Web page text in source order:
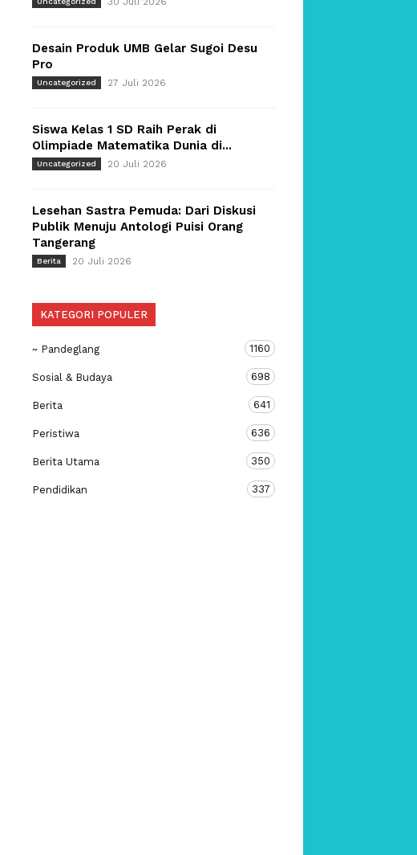
Desain Produk UMB Gelar Sugoi Desu
Pro
Uncategorized 27 Juli 2026
Siswa Kelas 1 SD Raih Perak di
Olimpiade Matematika Dunia di...
Uncategorized 20 Juli 2026
Lesehan Sastra Pemuda: Dari Diskusi
Publik Menuju Antologi Puisi Orang
Tangerang
Berita 20 Juli 2026
KATEGORI POPULER
~ Pandeglang 1160
Sosial & Budaya 698
Berita 641
Peristiwa 636
Berita Utama 350
Pendidikan 337